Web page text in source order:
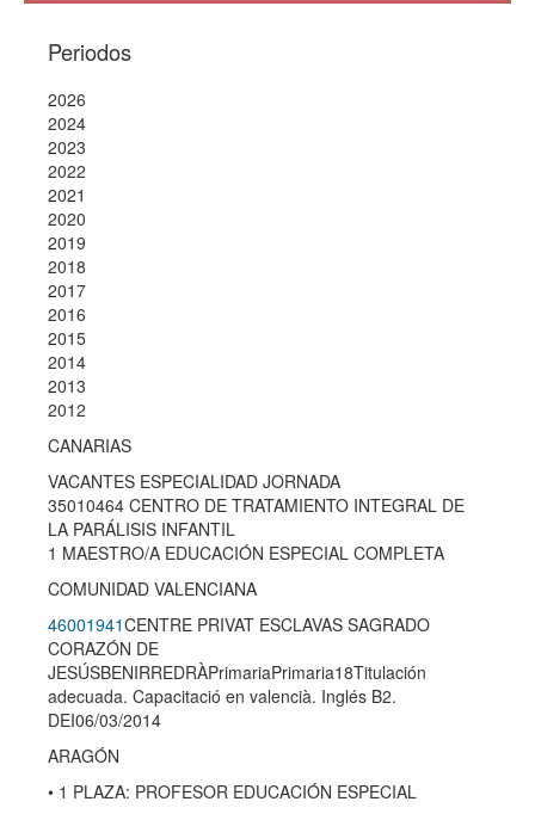
Periodos
2026
2024
2023
2022
2021
2020
2019
2018
2017
2016
2015
2014
2013
2012
CANARIAS
VACANTES ESPECIALIDAD JORNADA
35010464 CENTRO DE TRATAMIENTO INTEGRAL DE
LA PARÁLISIS INFANTIL
1 MAESTRO/A EDUCACIÓN ESPECIAL COMPLETA
COMUNIDAD VALENCIANA
46001941CENTRE PRIVAT ESCLAVAS SAGRADO
CORAZÓN DE
JESÚSBENIRREDRÀPrimariaPrimaria18Titulación
adecuada. Capacitació en valencià. Inglés B2.
DEI06/03/2014
ARAGÓN
• 1 PLAZA: PROFESOR EDUCACIÓN ESPECIAL